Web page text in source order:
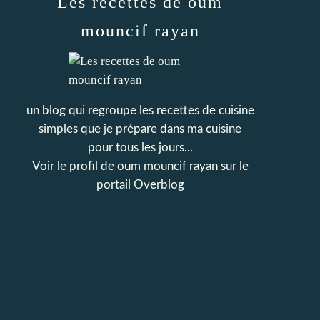
mouncif rayan
un blog qui regroupe les recettes de cuisine
simples que je prépare dans ma cuisine
pour tous les jours...
Voir le profil de oum mouncif rayansur le
portail Overblog